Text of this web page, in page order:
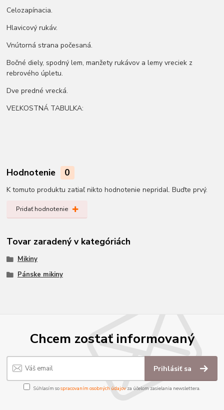
Celozapínacia.
Hlavicový rukáv.
Vnútorná strana počesaná.
Bočné diely, spodný lem, manžety rukávov a lemy vreciek z
rebrového úpletu.
Dve predné vrecká.
VEĽKOSTNÁ TABULKA:
Hodnotenie 0
K tomuto produktu zatiaľ nikto hodnotenie nepridal. Buďte prvý.
Pridať hodnotenie
Tovar zaradený v kategóriách
Mikiny
Pánske mikiny
Chcem zostať informovaný
Prihlásiť sa
Súhlasím sospracovaním osobných údajov za účelom zasielania newslettera.